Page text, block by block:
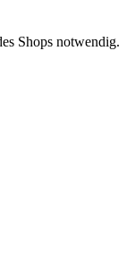
Shops notwendig.